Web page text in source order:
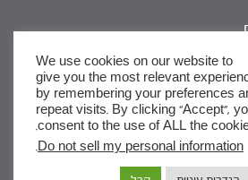
אתר שומר שבת
We use cookies on our website to
give you the most relevant
by remembering your preferences
repeat visits. By clicking “Accept”,
consent to the use of ALL the
Do not sell my personal information
.
x